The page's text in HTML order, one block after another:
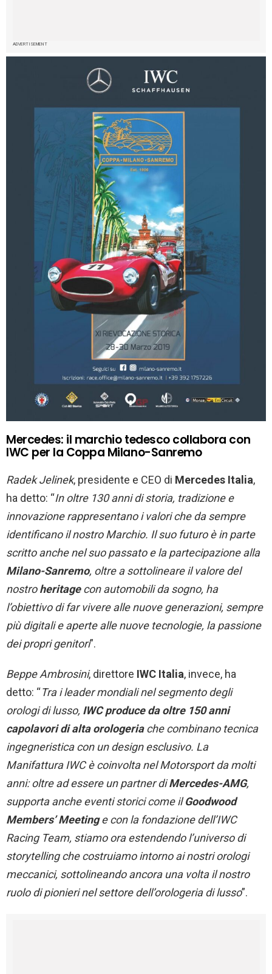
ADVERTISEMENT
Mercedes: il marchio tedesco collabora con
IWC per la Coppa Milano-Sanremo
Radek Jelinek, presidente e CEO di Mercedes Italia,
ha detto: “In oltre 130 anni di storia, tradizione e
innovazione rappresentano i valori che da sempre
identificano il nostro Marchio. Il suo futuro è in parte
scritto anche nel suo passato e la partecipazione alla
Milano-Sanremo, oltre a sottolineare il valore del
nostroheritagecon automobili da sogno, ha
l’obiettivo di far vivere alle nuove generazioni, sempre
più digitali e aperte alle nuove tecnologie, la passione
dei propri genitori”.
Beppe Ambrosini, direttore IWC Italia, invece, ha
detto: “Tra i leader mondiali nel segmento degli
orologi di lusso, IWC produce da oltre 150 anni
capolavori di alta orologeriache combinano tecnica
ingegneristica con un design esclusivo. La
Manifattura IWC è coinvolta nel Motorsport da molti
anni: oltre ad essere un partner diMercedes-AMG,
supporta anche eventi storici come ilGoodwood
Members’ Meetinge con la fondazione dell’IWC
Racing Team, stiamo ora estendendo l’universo di
storytelling che costruiamo intorno ai nostri orologi
meccanici, sottolineando ancora una volta il nostro
ruolo di pionieri nel settore dell’orologeria di lusso”.